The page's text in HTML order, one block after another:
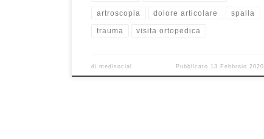
artroscopia dolore articolare spalla
trauma visita ortopedica
dimedisocial Pubblicato 13 Febbraio 2020